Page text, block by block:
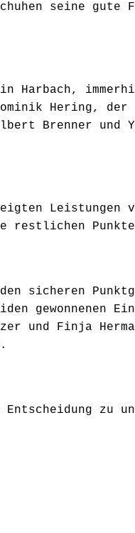
seine gute
Harbach,
Hering, der
Brenner und
Leistungen
restlichen
sicheren
gewonnenen
und Finja
zu